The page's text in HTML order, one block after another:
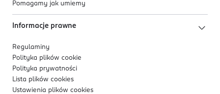
Pomagamy jak umiemy
Informacje prawne
Regulaminy
Polityka plików cookie
Polityka prywatności
Lista plików cookies
Ustawienia plików cookies